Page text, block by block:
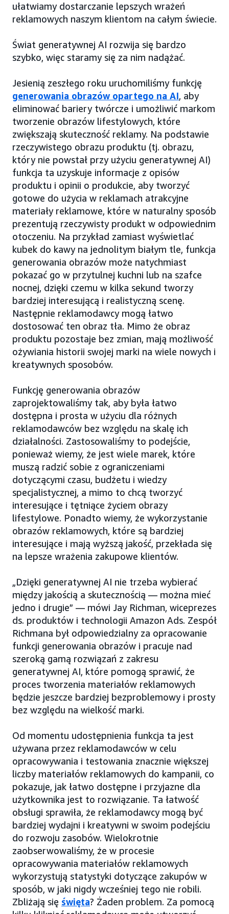
ułatwiamy dostarczanie lepszych wrażeń
reklamowych naszym klientom na całym świecie.
Świat generatywnej AI rozwija się bardzo
szybko, więc staramy się za nim nadążać.
Jesienią zeszłego roku uruchomiliśmy funkcję
generowania obrazów opartego na AI, aby
eliminować bariery twórcze i umożliwić markom
tworzenie obrazów lifestylowych, które
zwiększają skuteczność reklamy. Na podstawie
rzeczywistego obrazu produktu (tj. obrazu,
który nie powstał przy użyciu generatywnej AI)
funkcja ta uzyskuje informacje z opisów
produktu i opinii o produkcie, aby tworzyć
gotowe do użycia w reklamach atrakcyjne
materiały reklamowe, które w naturalny sposób
prezentują rzeczywisty produkt w odpowiednim
otoczeniu. Na przykład zamiast wyświetlać
kubek do kawy na jednolitym białym tle, funkcja
generowania obrazów może natychmiast
pokazać go w przytulnej kuchni lub na szafce
nocnej, dzięki czemu w kilka sekund tworzy
bardziej interesującą i realistyczną scenę.
Następnie reklamodawcy mogą łatwo
dostosować ten obraz tła. Mimo że obraz
produktu pozostaje bez zmian, mają możliwość
ożywiania historii swojej marki na wiele nowych i
kreatywnych sposobów.
Funkcję generowania obrazów
zaprojektowaliśmy tak, aby była łatwo
dostępna i prosta w użyciu dla różnych
reklamodawców bez względu na skalę ich
działalności. Zastosowaliśmy to podejście,
ponieważ wiemy, że jest wiele marek, które
muszą radzić sobie z ograniczeniami
dotyczącymi czasu, budżetu i wiedzy
specjalistycznej, a mimo to chcą tworzyć
interesujące i tętniące życiem obrazy
lifestylowe. Ponadto wiemy, że wykorzystanie
obrazów reklamowych, które są bardziej
interesujące i mają wyższą jakość, przekłada się
na lepsze wrażenia zakupowe klientów.
„Dzięki generatywnej AI nie trzeba wybierać
między jakością a skutecznością — można mieć
jedno i drugie” — mówi Jay Richman, wiceprezes
ds. produktów i technologii Amazon Ads. Zespół
Richmana był odpowiedzialny za opracowanie
funkcji generowania obrazów i pracuje nad
szeroką gamą rozwiązań z zakresu
generatywnej AI, które pomogą sprawić, że
proces tworzenia materiałów reklamowych
będzie jeszcze bardziej bezproblemowy i prosty
bez względu na wielkość marki.
Od momentu udostępnienia funkcja ta jest
używana przez reklamodawców w celu
opracowywania i testowania znacznie większej
liczby materiałów reklamowych do kampanii, co
pokazuje, jak łatwo dostępne i przyjazne dla
użytkownika jest to rozwiązanie. Ta łatwość
obsługi sprawiła, że reklamodawcy mogą być
bardziej wydajni i kreatywni w swoim podejściu
do rozwoju zasobów. Wielokrotnie
zaobserwowaliśmy, że w procesie
opracowywania materiałów reklamowych
wykorzystują statystyki dotyczące zakupów w
sposób, w jaki nigdy wcześniej tego nie robili.
Zbliżają się święta? Żaden problem. Za pomocą